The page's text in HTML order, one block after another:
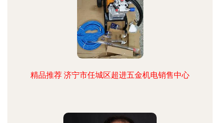
精品推荐 济宁市任城区超进五金机电销售中心